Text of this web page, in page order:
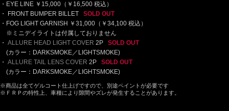
EYE LINE ￥15,000（￥16,500 税込）
FRONT BUMPER BILLET
SOLD OUT
FOG LIGHT GARNISH ￥31,000（￥34,100 税込）
※ミニデイライトは付属しておりません
ALLURE HEAD LIGHT COVER 2P
SOLD OUT
(カラー：DARKSMOKE／LIGHTSMOKE)
ALLURE TAIL LENS COVER 2P
SOLD OUT
(カラー：DARKSMOKE／LIGHTSMOKE)
※商品は全てゲルコート仕上げですので、別途ペイントが必要です
※ＦＲＰの特性上、車種により隙間やズレが発生することがあります。